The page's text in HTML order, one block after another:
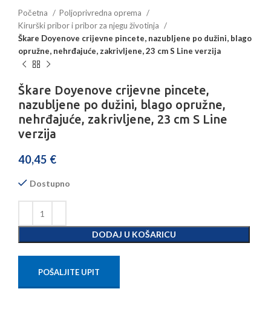
Početna
Poljoprivredna oprema
Kirurški pribor i pribor za njegu životinja
Škare Doyenove crijevne pincete, nazubljene po dužini, blago
opružne, nehrđajuće, zakrivljene, 23 cm S Line verzija
Škare Doyenove crijevne pincete,
nazubljene po dužini, blago opružne,
nehrđajuće, zakrivljene, 23 cm S Line
verzija
40,45 €
Dostupno
DODAJ U KOŠARICU
POŠALJITE UPIT